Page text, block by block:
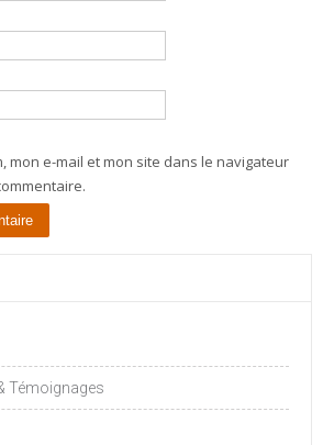
mon e-mail et mon site dans le navigateur
Témoignages